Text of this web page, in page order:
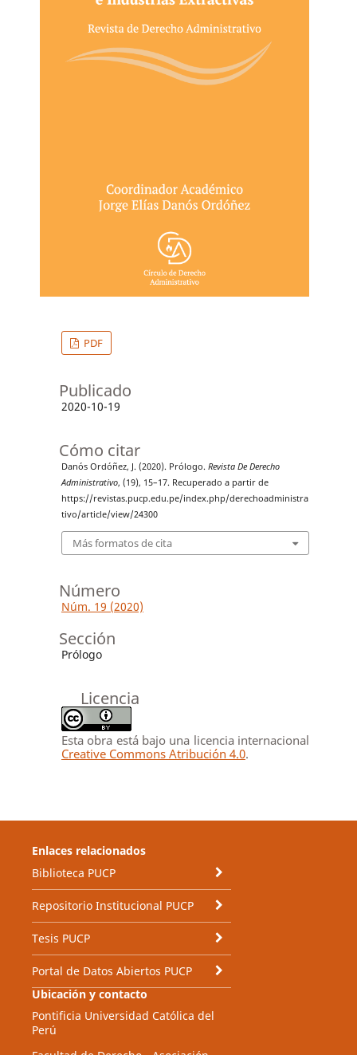
PDF
Publicado
2020-10-19
Cómo citar
Danós Ordóñez, J. (2020). Prólogo. Revista De Derecho
Administrativo, (19), 15–17. Recuperado a partir de
https://revistas.pucp.edu.pe/index.php/derechoadministra
tivo/article/view/24300
Más formatos de cita
Número
Núm. 19 (2020)
Sección
Prólogo
Licencia
Esta obra está bajo una licencia internacional
Creative Commons Atribución 4.0.
Enlaces relacionados
Biblioteca PUCP
Repositorio Institucional PUCP
Tesis PUCP
Portal de Datos Abiertos PUCP
Ubicación y contacto
Pontificia Universidad Católica del
Perú